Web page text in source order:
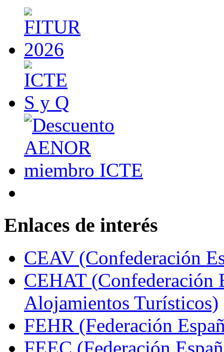
Enlaces de interés
CEAV (Confederación
CEHAT (Confederación
Alojamientos Turísticos)
FEHR (Federación
FEEC (Federación